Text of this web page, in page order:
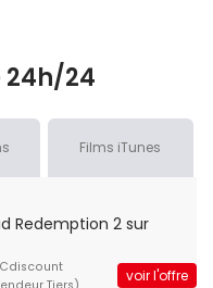
24h/24
Films iTunes
Redemption 2 sur
voir l'offre